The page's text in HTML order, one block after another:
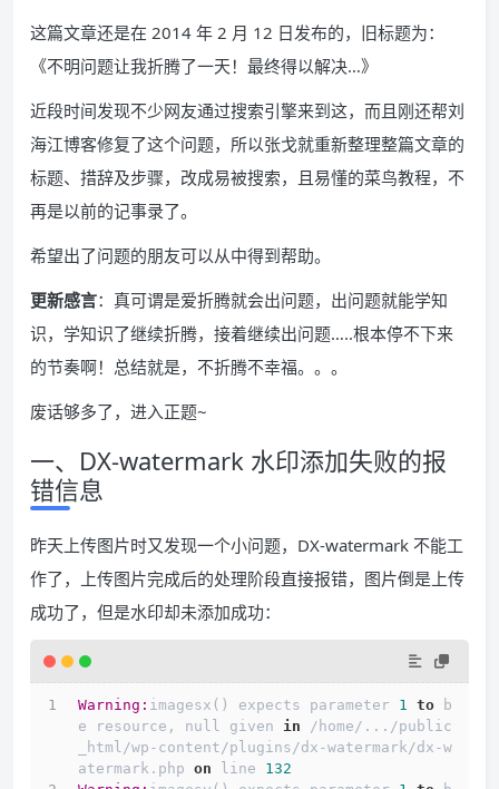
这篇文章还是在 2014 年 2 月 12 日发布的，旧标题为：
《不明问题让我折腾了一天！最终得以解决…》
近段时间发现不少网友通过搜索引擎来到这，而且刚还帮刘
海江博客修复了这个问题，所以张戈就重新整理整篇文章的
标题、措辞及步骤，改成易被搜索，且易懂的菜鸟教程，不
再是以前的记事录了。
希望出了问题的朋友可以从中得到帮助。
更新感言：真可谓是爱折腾就会出问题，出问题就能学知
识，学知识了继续折腾，接着继续出问题…..根本停不下来
的节奏啊！总结就是，不折腾不幸福。。。
废话够多了，进入正题~
一、DX-watermark 水印添加失败的报
错信息
昨天上传图片时又发现一个小问题，DX-watermark 不能工
作了，上传图片完成后的处理阶段直接报错，图片倒是上传
成功了，但是水印却未添加成功：
Warning: imagesx() expects parameter 1 to b
e resource, null given in /home/.../public
_html/wp-content/plugins/dx-watermark/dx-w
atermark.php on line 132